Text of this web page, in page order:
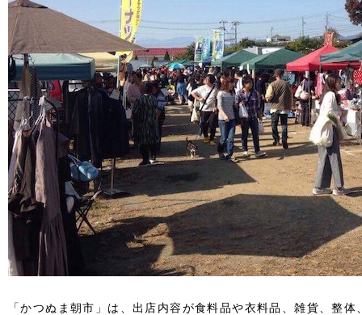
「かつぬま朝市」は、出店内容が食料品や衣料品、雑貨、整